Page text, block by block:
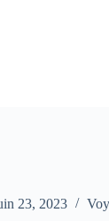
23, 2023